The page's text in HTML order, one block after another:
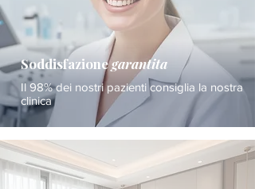
Soddisfazionegarantita
Il 98% dei nostri pazienti consiglia la nostra
clinica